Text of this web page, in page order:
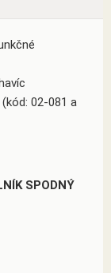
02-081 a
SPODNÝ